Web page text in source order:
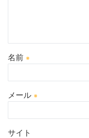
名前 ※
メール ※
サイト